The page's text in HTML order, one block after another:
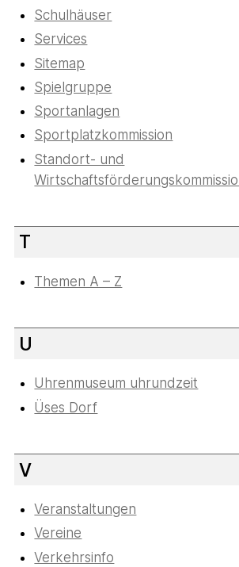
Schulhäuser
Services
Sitemap
Spielgruppe
Sportanlagen
Sportplatzkommission
Standort- und
T
Themen A – Z
U
Uhrenmuseum uhrundzeit
Üses Dorf
V
Veranstaltungen
Vereine
Verkehrsinfo